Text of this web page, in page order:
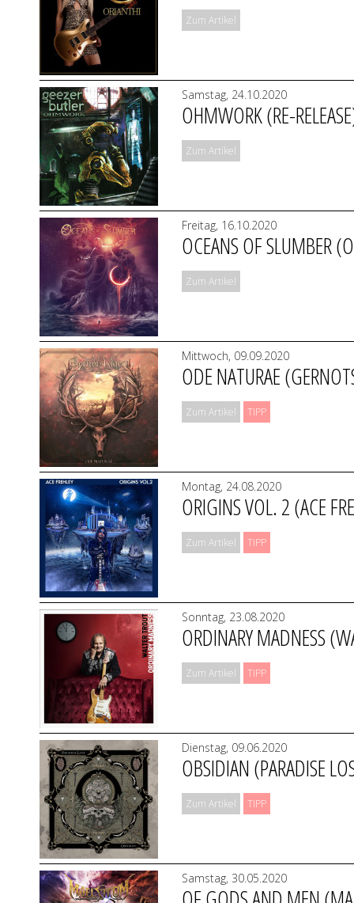
Zum Artikel
Samstag, 24.10.2020
OHMWORK (RE-
Zum Artikel
Freitag, 16.10.2020
OCEANS OF SLUMBER
Zum Artikel
Mittwoch, 09.09.2020
ODE NATURAE
Zum Artikel TIPP
Montag, 24.08.2020
ORIGINS VOL. 2 (ACE
Zum Artikel TIPP
Sonntag, 23.08.2020
ORDINARY MADNESS
Zum Artikel TIPP
Dienstag, 09.06.2020
OBSIDIAN (PARADISE
Zum Artikel TIPP
Samstag, 30.05.2020